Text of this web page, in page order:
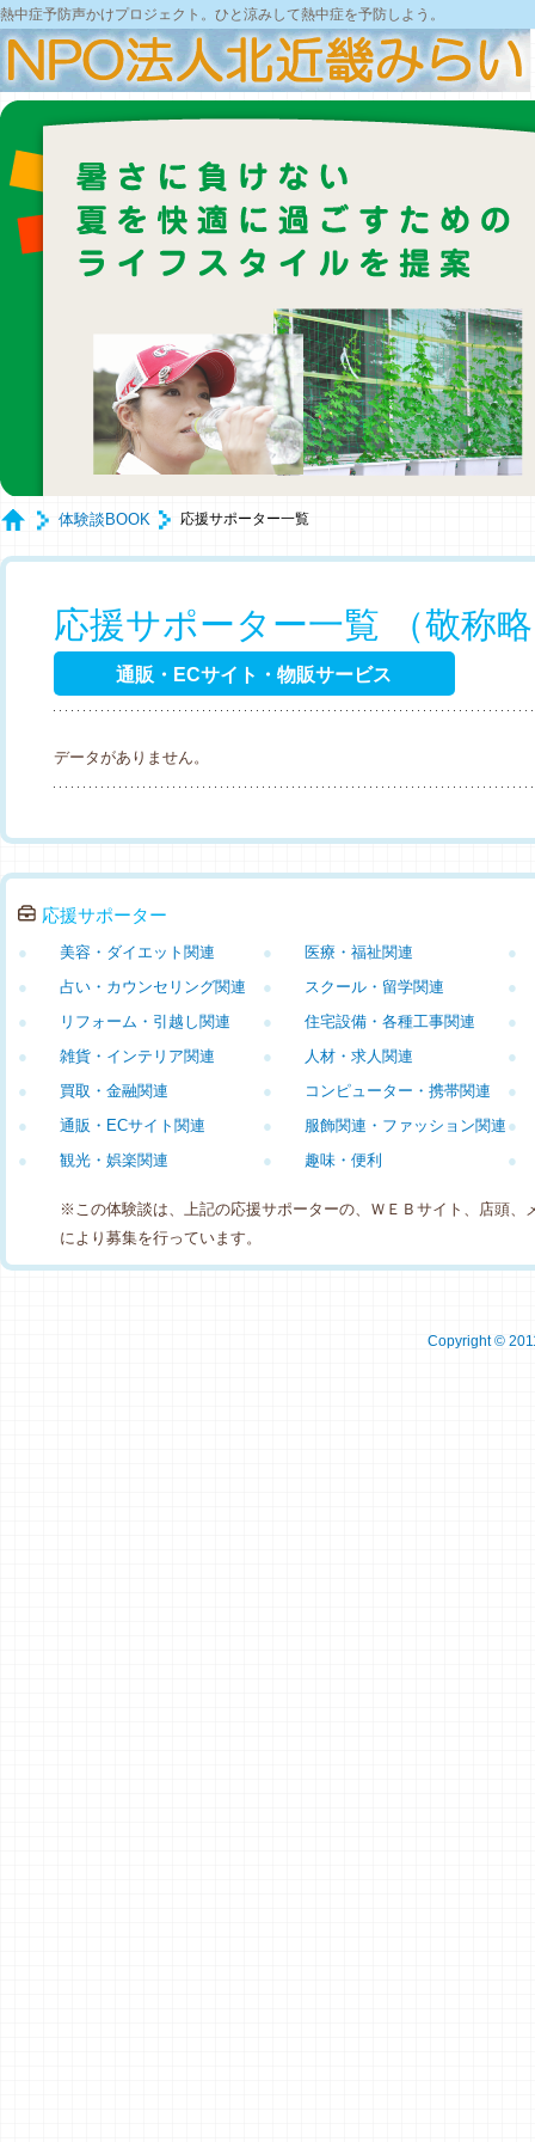
熱中症予防声かけプロジェクト。ひと涼みして熱中症を予防しよう。
体験談BOOK 応援サポーター一覧
応援サポーター一覧 （敬称
通販・ECサイト・物販サービス
データがありません。
応援サポーター
美容・ダイエット関連
● 医療・福祉関連
●
●
占い・カウンセリング関連
● スクール・留学関連
●
●
リフォーム・引越し関連
● 住宅設備・各種工事関連
●
●
雑貨・インテリア関連
● 人材・求人関連
●
●
買取・金融関連
● コンピューター・携帯関連
●
●
通販・ECサイト関連
● 服飾関連・ファッション関連
●
●
観光・娯楽関連
● 趣味・便利
● ●
※この体験談は、上記の応援サポーターの、ＷＥＢサイト、店頭、
により募集を行っています。
Copyright ©